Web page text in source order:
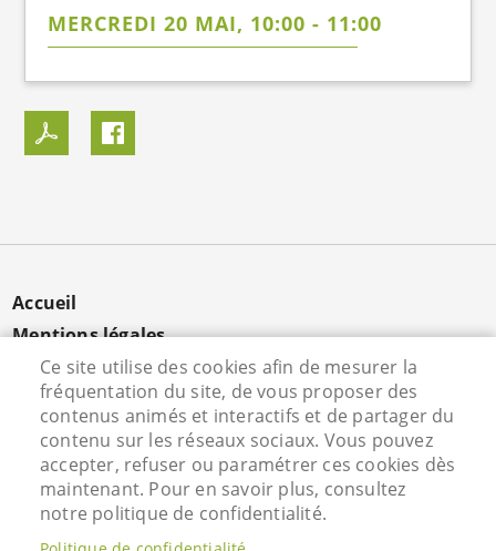
MERCREDI 20 MAI, 10:00 - 11:00
MENU
PIED
PAGE
Accueil
Mentions légales
Données personnelles
Cookies
Contact
S'identifier
Hôtel de Ville - Rue Vieille Saint Martin - 95800
Ce site utilise des cookies afin de mesurer la
fréquentation du site, de vous proposer des
contenus animés et interactifs et de partager du
contenu sur les réseaux sociaux. Vous pouvez
accepter, refuser ou paramétrer ces cookies dès
maintenant. Pour en savoir plus, consultez
notre politique de confidentialité.